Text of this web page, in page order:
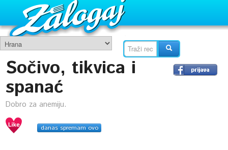
Sočivo, tikvica i
spanać
Dobro za anemiju.
danas spremam ovo